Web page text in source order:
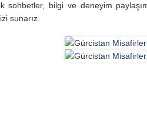
bilgi ve deneyim
sunarız.